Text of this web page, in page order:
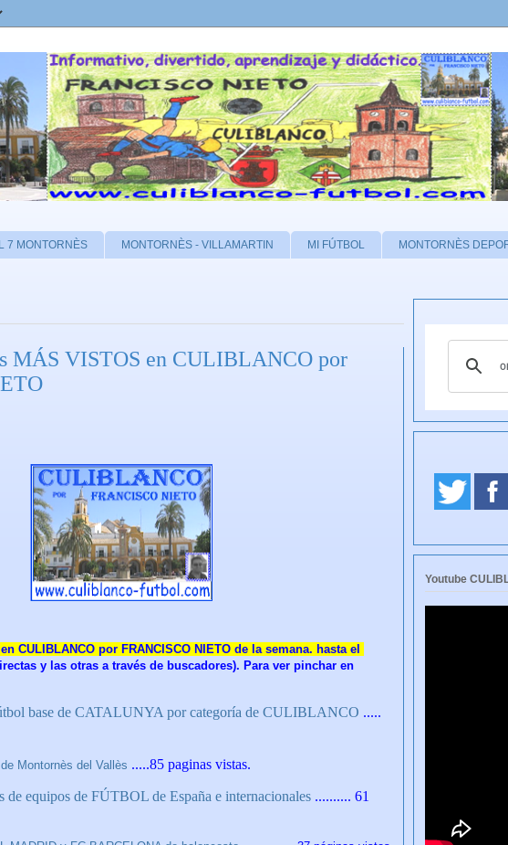
7 MONTORNÈS MONTORNÈS - VILLAMARTIN MI FÚTBOL MONTORNÈS
MÁS VISTOS en CULIBLANCO por
CULIBLANCO por FRANCISCO NIETO de la semana. hasta el
y las otras a través de buscadores). Para ver pinchar en
base de CATALUNYA por categoría de CULIBLANCO .....
Montornès del Vallès .....85 paginas vistas.
de equipos de FÚTBOL de España e internacionales .......... 61
Youtube